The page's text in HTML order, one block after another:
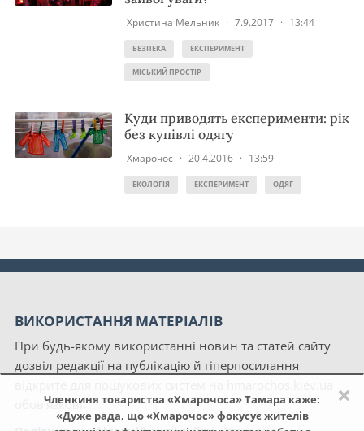
×
Членкиня товариства «Хмарочоса» Тамара каже:
«Дуже рада, що «Хмарочос» фокусує жителів
Христина Мельник · 7.9.2017 · 13:44
БЕЗПЕКА ЕКСПЕРИМЕНТ
МІСЬКИЙ ПРОСТІР
Куди приводять експерименти: рік
без купівлі одягу
Хмарочос · 20.4.2016 · 13:59
ЕКОЛОГІЯ ЕКСПЕРИМЕНТ ОДЯГ
ВИКОРИСТАННЯ МАТЕРІАЛІВ
При будь-якому використанні новин та статей сайту
дозвіл редакції на публікацію й гіперпосилання
обов'язкові.